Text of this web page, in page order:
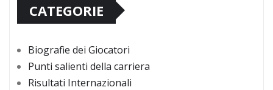
CATEGORIE
Biografie dei Giocatori
Punti salienti della carriera
Risultati Internazionali